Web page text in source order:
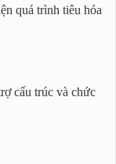
quá trình tiêu hóa
cấu trúc và chức